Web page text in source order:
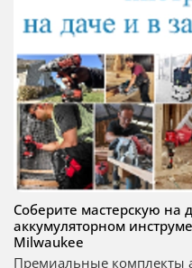
Соберите мастерскую на
аккумуляторном
Milwaukee
Премиальные комплекты